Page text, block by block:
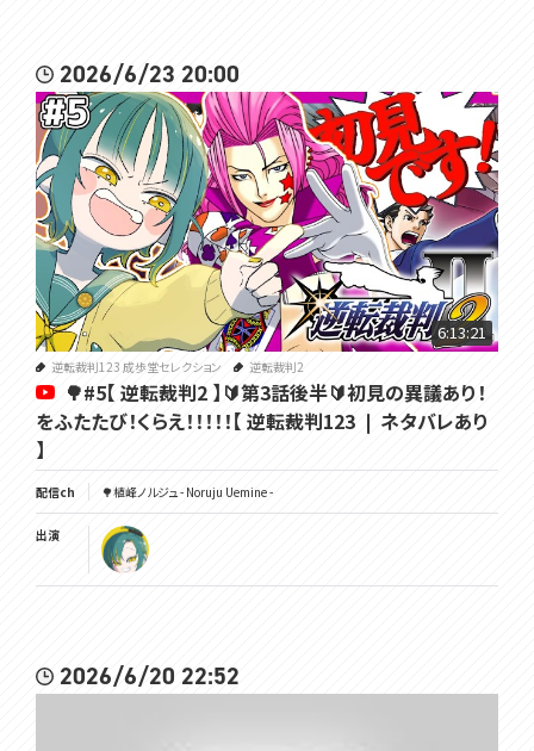
2026/6/23 20:00
6:13:21
逆転裁判123 成歩堂セレクション 逆転裁判2
🌳#5【 逆転裁判2 】🔰第3話後半🔰初見の異議あり！
をふたたび！くらえ！！！！！【 逆転裁判123 ❘ ネタバレあり
】
配信ch 🌳植峰ノルジュ - Noruju Uemine -
出演
2026/6/20 22:52